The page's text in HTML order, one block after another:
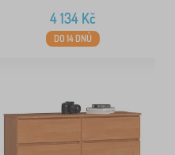
4 134Kč
DO 14 DNŮ